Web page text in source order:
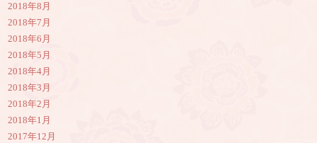
2018年8月
2018年7月
2018年6月
2018年5月
2018年4月
2018年3月
2018年2月
2018年1月
2017年12月